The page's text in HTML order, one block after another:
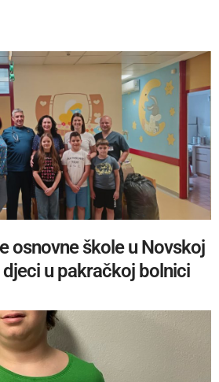
osnovne škole u Novskoj
u pakračkoj bolnici